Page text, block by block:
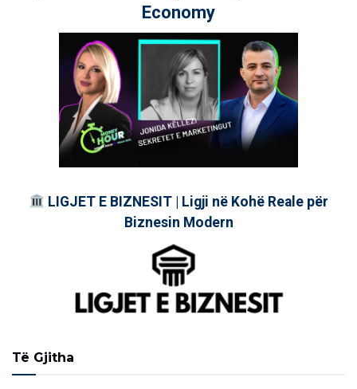
Economy
LIGJET E BIZNESIT | Ligji në Kohë Reale për
Biznesin Modern
Të Gjitha